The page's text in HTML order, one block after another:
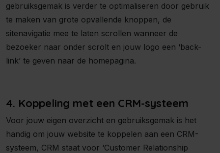
gebruiksgemak is verder te optimaliseren door gebruik
te maken van grote opvallende knoppen, de
sitenavigatie mee te laten scrollen wanneer de
bezoeker naar onder scrolt en jouw logo een ‘back-
link’ te geven naar de homepagina.
4. Koppeling met een CRM-systeem
Voor jouw eigen overzicht en gebruiksgemak is het
handig om jouw website te koppelen aan een CRM-
systeem, CRM staat voor ‘Customer Relationship